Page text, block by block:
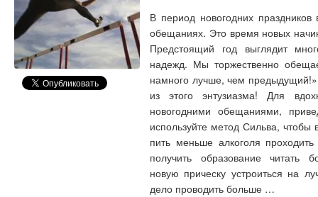
В период новогодних праздников
обещаниях. Это время новых
Предстоящий год выглядит
надежд. Мы торжественно
намного лучше, чем
из этого энтузиазма! Для
новогодними обещаниями,
используйте метод Сильва, чтобы
пить меньше алкоголя
получить образование читать
новую прическу устроиться на
дело проводить больше …